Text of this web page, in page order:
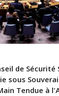
de Sécurité
sous
Tendue à